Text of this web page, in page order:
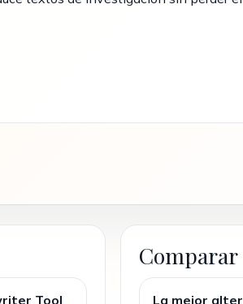
Tool
Comparar
La mejor